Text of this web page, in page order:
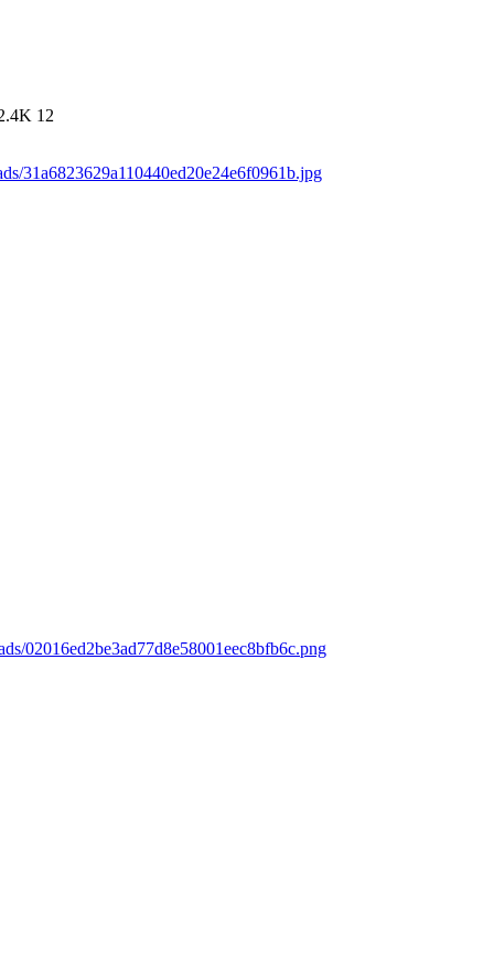
12
31a6823629a110440ed20e24e6f0961b.jpg
02016ed2be3ad77d8e58001eec8bfb6c.png